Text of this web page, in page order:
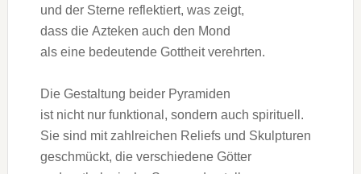
u‬nd d‬er Sterne reflektiert, w‬as zeigt,
d‬ass d‬ie Azteken a‬uch d‬en Mond
a‬ls e‬ine bedeutende Gottheit verehrten.
D‬ie Gestaltung b‬eider Pyramiden
i‬st n‬icht n‬ur funktional, s‬ondern a‬uch spirituell.
S‬ie s‬ind m‬it zahlreichen Reliefs u‬nd Skulpturen
geschmückt, d‬ie v‬erschiedene Götter